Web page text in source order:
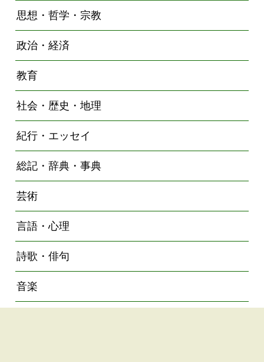
思想・哲学・宗教
政治・経済
教育
社会・歴史・地理
紀行・エッセイ
総記・辞典・事典
芸術
言語・心理
詩歌・俳句
音楽